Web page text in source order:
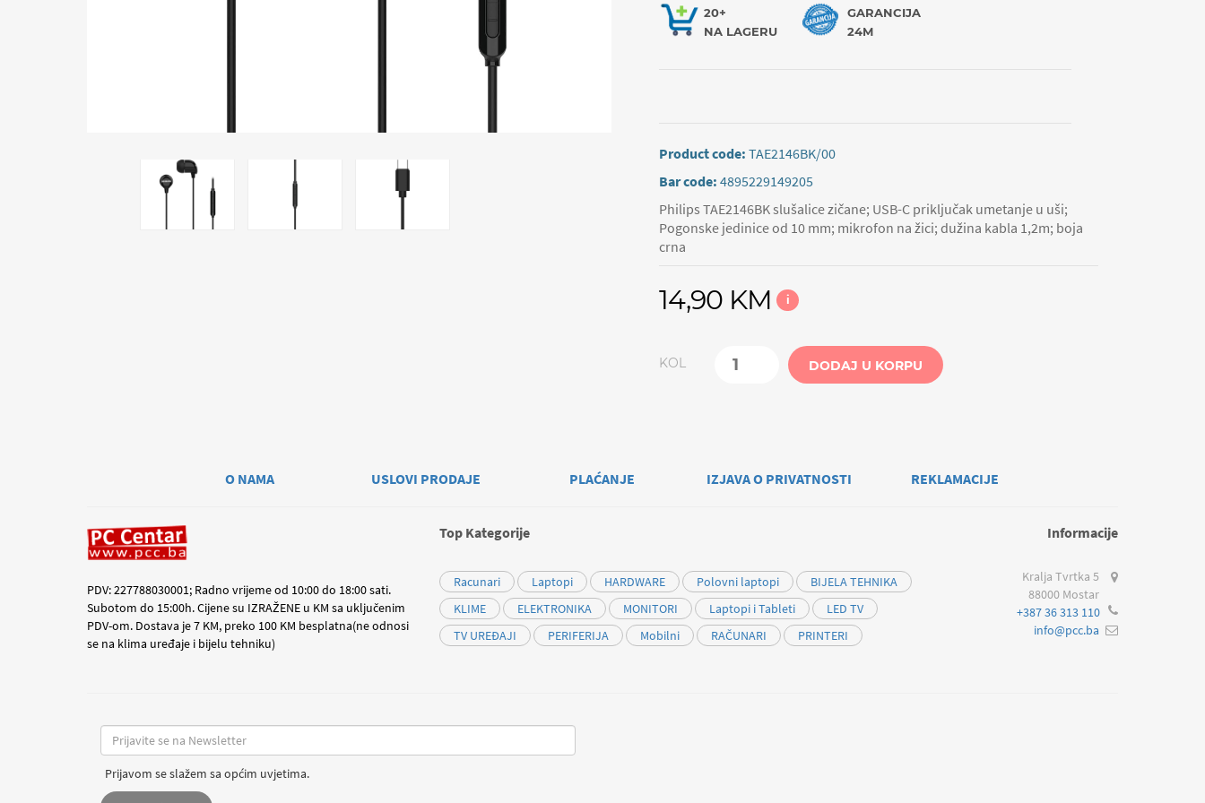
20+
NA LAGERU
GARANCIJA
24M
Product code:TAE2146BK/00
Bar code:4895229149205
Philips TAE2146BK slušalice zičane; USB-C priključak umetanje u uši;
Pogonske jedinice od 10 mm; mikrofon na žici; dužina kabla 1,2m; boja
crna
14,90 KM i
KOL DODAJ U KORPU
O NAMA USLOVI PRODAJE PLAĆANJE IZJAVA O PRIVATNOSTI REKLAMACIJE
PDV: 227788030001; Radno vrijeme od 10:00 do 18:00 sati.
Subotom do 15:00h. Cijene su IZRAŽENE u KM sa uključenim
PDV-om. Dostava je 7 KM, preko 100 KM besplatna(ne odnosi
se na klima uređaje i bijelu tehniku)
Top Kategorije
Racunari Laptopi HARDWARE Polovni laptopi
BIJELA TEHNIKA
KLIME
ELEKTRONIKA MONITORI Laptopi i Tableti
LED TV
TV UREĐAJI
PERIFERIJA Mobilni RAČUNARI PRINTERI
Informacije
Kralja Tvrtka 5
88000 Mostar
+387 36 313 110
info@pcc.ba
Prijavom se slažem sa općim uvjetima.